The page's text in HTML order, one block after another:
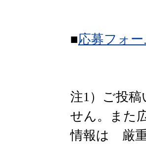
■応募フォ
注1）ご投
せん。また
情報は 厳